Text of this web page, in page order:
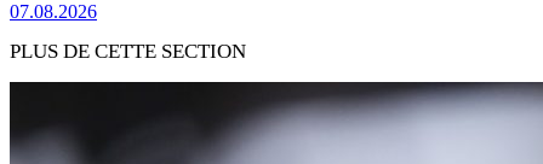
07.08.2026
PLUS DE CETTE SECTION